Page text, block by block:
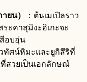
ยน）
：ต้นเมเปิลราว
ะคาสุมิงะอิเกะจะ
อบอุ่น
วทัศน์หิมะและยูกิสึริที่
สวยเป็นเอกลักษณ์